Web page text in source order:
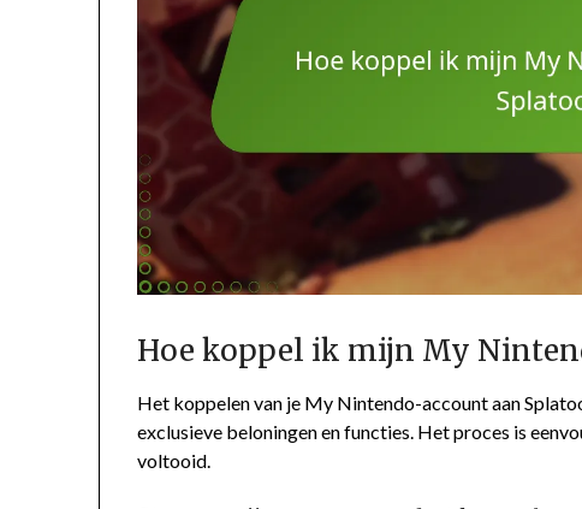
Hoe koppel ik mijn My
Het koppelen van je My Nintendo-account aan
exclusieve beloningen en functies. Het proces is
voltooid.